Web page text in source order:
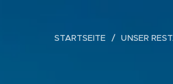
STARTSEITE UNSER